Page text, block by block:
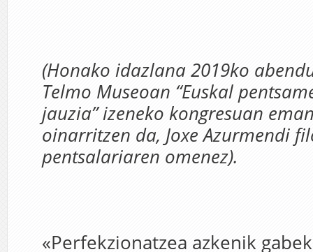
(Honako idazlana 2019ko
Telmo Museoan “Euskal
jauzia” izeneko kongresuan
oinarritzen da, Joxe Azurmendi
pentsalariaren omenez).
«Perfekzionatzea azkenik